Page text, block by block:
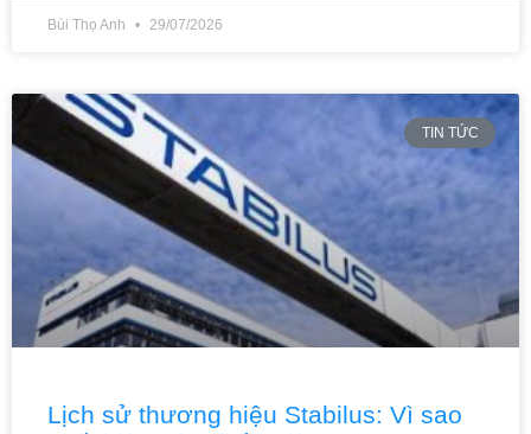
Bùi Thọ Anh 29/07/2026
TIN TỨC
Lịch sử thương hiệu Stabilus: Vì sao